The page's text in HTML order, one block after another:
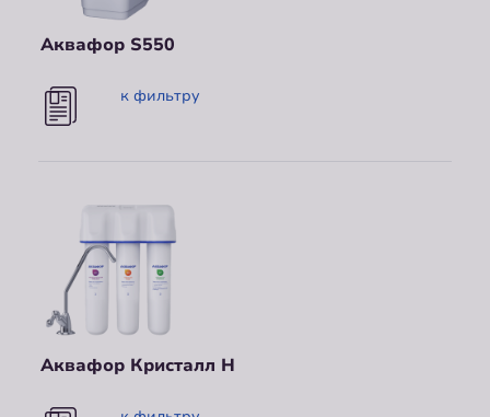
Аквафор S550
к фильтру
Аквафор Кристалл Н